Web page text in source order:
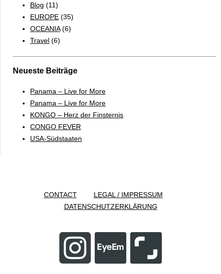
Blog (11)
EUROPE (35)
OCEANIA(6)
Travel (6)
Neueste Beiträge
Panama – Live for More
Panama – Live for More
KONGO – Herz der Finsternis
CONGO FEVER
USA-Südstaaten
CONTACT
LEGAL / IMPRESSUM
DATENSCHUTZERKLÄRUNG